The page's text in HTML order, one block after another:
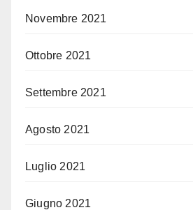
Novembre 2021
Ottobre 2021
Settembre 2021
Agosto 2021
Luglio 2021
Giugno 2021